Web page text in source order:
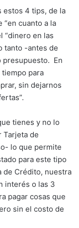
estos 4 tips, de la
“en cuanto a la
“dinero en las
tanto -antes de
presupuesto. En
para
sin dejarnos
tienes y no lo
Tarjeta de
lo que permite
para este tipo
de Crédito, nuestra
interés o las 3
pagar cosas que
sin el costo de